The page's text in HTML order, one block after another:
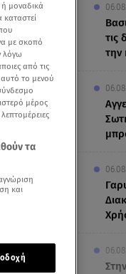
τις
την
«Αλήθειες
μοναδικά
με σκοπό
λόγω
από τις
αυτό το μενού
μέρος
τα
και